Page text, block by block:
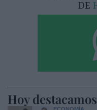
Hoy destacamos